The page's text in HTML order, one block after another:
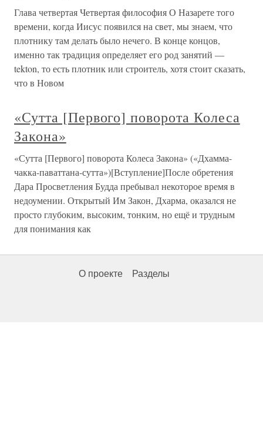
Глава четвертая Четвертая философия О Назарете того
времени, когда Иисус появился на свет, мы знаем, что
плотнику там делать было нечего. В конце концов,
именно так традиция определяет его род занятий —
tekton, то есть плотник или строитель, хотя стоит сказать,
что в Новом
«Сутта [Первого] поворота Колеса
Закона»
«Сутта [Первого] поворота Колеса Закона» («Дхамма-
чакка-паваттана-сутта»)[Вступление]После обретения
Дара Просветления Будда пребывал некоторое время в
недоумении. Открытый Им Закон, Дхарма, оказался не
просто глубоким, высоким, тонким, но ещё и трудным
для понимания как
О проекте Разделы